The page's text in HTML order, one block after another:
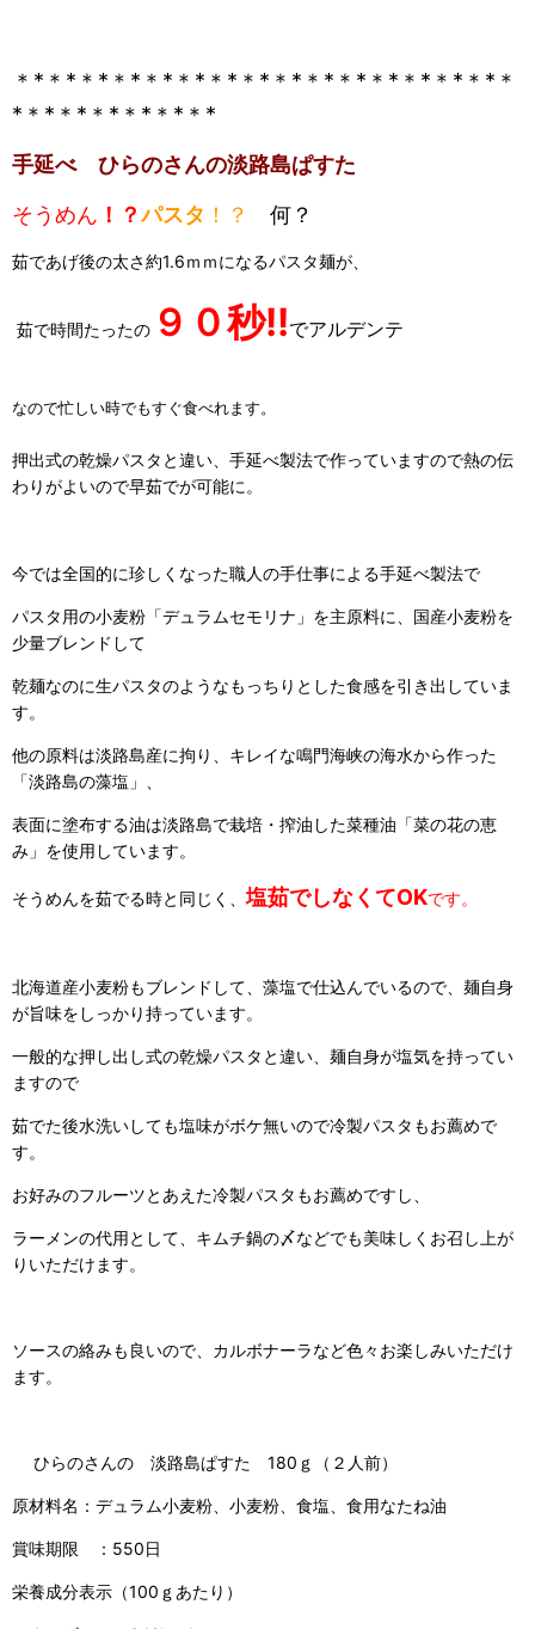
＊*＊*＊*＊* ＊*＊* ＊*＊* ＊*＊* ＊*＊* ＊*＊* ＊*＊
* ＊*＊* ＊*＊* ＊*＊*
手延べ ひらのさんの淡路島ぱすた
そうめん ！？パスタ ！？ 何？
茹であげ後の太さ約1.6ｍｍになるパスタ麺が、
茹で時間たったの ９０秒!!でアルデンテ
なので忙しい時でもすぐ食べれます。
押出式の乾燥パスタと違い、手延べ製法で作っていますので熱の伝
わりがよいので早茹でが可能に。
今では全国的に珍しくなった職人の手仕事による手延べ製法で
パスタ用の小麦粉「デュラムセモリナ」を主原料に、国産小麦粉を
少量ブレンドして
乾麺なのに生パスタのようなもっちりとした食感を引き出していま
す。
他の原料は淡路島産に拘り、キレイな鳴門海峡の海水から作った
「淡路島の藻塩」、
表面に塗布する油は淡路島で栽培・搾油した菜種油「菜の花の恵
み」を使用しています。
そうめんを茹でる時と同じく、塩茹でしなくてOKです。
北海道産小麦粉もブレンドして、藻塩で仕込んでいるので、麺自身
が旨味をしっかり持っています。
一般的な押し出し式の乾燥パスタと違い、麺自身が塩気を持ってい
ますので
茹でた後水洗いしても塩味がボケ無いので冷製パスタもお薦めで
す。
お好みのフルーツとあえた冷製パスタもお薦めですし、
ラーメンの代用として、キムチ鍋の〆などでも美味しくお召し上が
りいただけます。
ソースの絡みも良いので、カルボナーラなど色々お楽しみいただけ
ます。
ひらのさんの 淡路島ぱすた 180ｇ（２人前）
原材料名：デュラム小麦粉、小麦粉、食塩、食用なたね油
賞味期限 ：550日
栄養成分表示（100ｇあたり）